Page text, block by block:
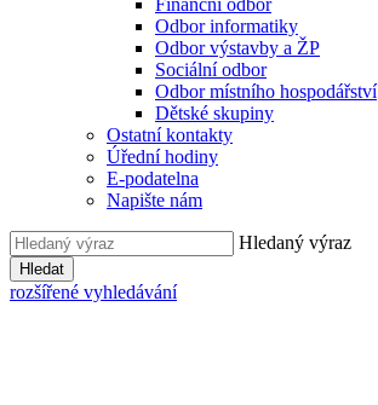
Finanční odbor
Odbor informatiky
Odbor výstavby a ŽP
Sociální odbor
Odbor místního hospodářství
Dětské skupiny
Ostatní kontakty
Úřední hodiny
E-podatelna
Napište nám
Hledaný výraz
Hledat
rozšířené vyhledávání